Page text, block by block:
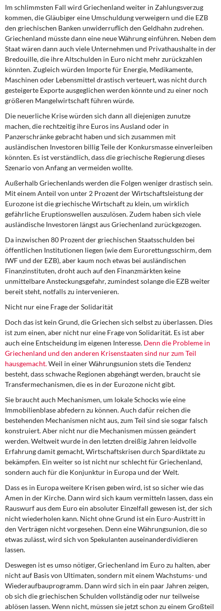
Im schlimmsten Fall wird Griechenland weiter in Zahlungsverzug
kommen, die Gläubiger eine Umschuldung verweigern und die EZB
den griechischen Banken unwiderruflich den Geldhahn zudrehen.
Griechenland müsste dann eine neue Währung einführen. Neben dem
Staat wären dann auch viele Unternehmen und Privathaushalte in der
Bredouille, die ihre Altschulden in Euro nicht mehr zurückzahlen
könnten. Zugleich würden Importe für Energie, Medikamente,
Maschinen oder Lebensmittel drastisch verteuert, was nicht durch
gesteigerte Exporte ausgeglichen werden könnte und zu einer noch
größeren Mangelwirtschaft führen würde.
Die neuerliche Krise würden sich dann all diejenigen zunutze
machen, die rechtzeitig ihre Euros ins Ausland oder in
Panzerschränke gebracht haben und sich zusammen mit
ausländischen Investoren billig Teile der Konkursmasse einverleiben
könnten. Es ist verständlich, dass die griechische Regierung dieses
Szenario von Anfang an vermeiden wollte.
Außerhalb Griechenlands werden die Folgen weniger drastisch sein.
Mit einem Anteil von unter 2 Prozent der Wirtschaftsleistung der
Eurozone ist die griechische Wirtschaft zu klein, um wirklich
gefährliche Eruptionswellen auszulösen. Zudem haben sich viele
ausländische Investoren längst aus Griechenland zurückgezogen.
Da inzwischen 80 Prozent der griechischen Staatsschulden bei
öffentlichen Institutionen liegen (wie dem Eurorettungsschirm, dem
IWF und der EZB), aber kaum noch etwas bei ausländischen
Finanzinstituten, droht auch auf den Finanzmärkten keine
unmittelbare Ansteckungsgefahr, zumindest solange die EZB weiter
bereit steht, notfalls zu intervenieren.
Nicht nur eine Frage der Solidarität
Doch das ist kein Grund, die Griechen sich selbst zu überlassen. Dies
ist zum einen, aber nicht nur eine Frage von Solidarität. Es ist aber
auch eine Entscheidung im eigenen Interesse. Denn die Probleme in
Griechenland und den anderen Krisenstaaten sind nur zum Teil
hausgemacht.Weil in einer Währungsunion stets die Tendenz
besteht, dass schwache Regionen abgehängt werden, braucht sie
Transfermechanismen, die es in der Eurozone nicht gibt.
Sie braucht auch Mechanismen, um lokale Schocks wie eine
Immobilienblase abfedern zu können. Auch dafür reichen die
bestehenden Mechanismen nicht aus, zum Teil sind sie sogar falsch
konstruiert. Aber nicht nur die Mechanismen müssen geändert
werden. Weltweit wurde in den letzten dreißig Jahren leidvolle
Erfahrung damit gemacht, Wirtschaftskrisen durch Spardiktate zu
bekämpfen. Ein weiter so ist nicht nur schlecht für Griechenland,
sondern auch für die Konjunktur in Europa und der Welt.
Dass es in Europa weitere Krisen geben wird, ist so sicher wie das
Amen in der Kirche. Dann wird sich kaum vermitteln lassen, dass ein
Rauswurf aus dem Euro ein absoluter Einzelfall gewesen ist, der sich
nicht wiederholen kann. Nicht ohne Grund ist ein Euro-Austritt in
den Verträgen nicht vorgesehen. Denn eine Währungsunion, die so
etwas zulässt, wird sich von Spekulanten auseinanderdividieren
lassen.
Deswegen ist es umso nötiger, Griechenland im Euro zu halten, aber
nicht auf Basis von Ultimaten, sondern mit einem Wachstums- und
Wiederaufbauprogramm. Dann wird sich in ein paar Jahren zeigen,
ob sich die griechischen Schulden vollständig oder nur teilweise
ablösen lassen. Wenn nicht, müssen sie jetzt schon zu einem Großteil